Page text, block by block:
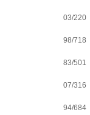
03/220
98/718
83/501
07/316
94/684